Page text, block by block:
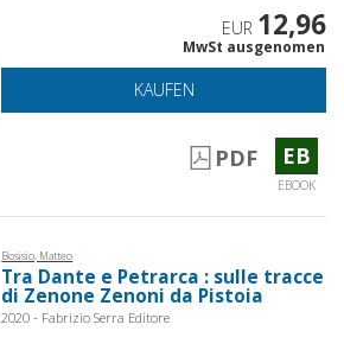
EUR 12,96
MwSt ausgenomen
KAUFEN
PDF EB
EBOOK
Bosisio, Matteo
Tra Dante e Petrarca : sulle tracce
di Zenone Zenoni da Pistoia
2020 - Fabrizio Serra Editore